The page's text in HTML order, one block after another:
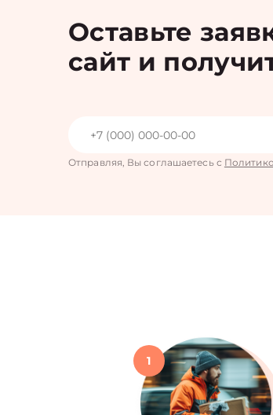
Оставьте
сайт и
Отправляя, Вы соглашаетесь с
1